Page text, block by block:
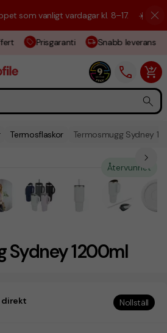
vanligt vardagar kl. 8–17. ☀️ Vi är
Prisgaranti Snabb leverans
Termosflaskor Termosmugg Sydney
Sydney 1200ml
Återvunnet
direkt Nollställ